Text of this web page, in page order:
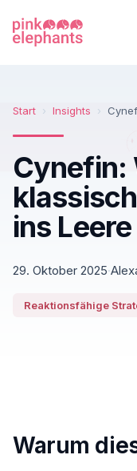
Start › Insights ›
Cynefin:
ins
29. Oktober 2025·
Reaktionsfähige
Warum